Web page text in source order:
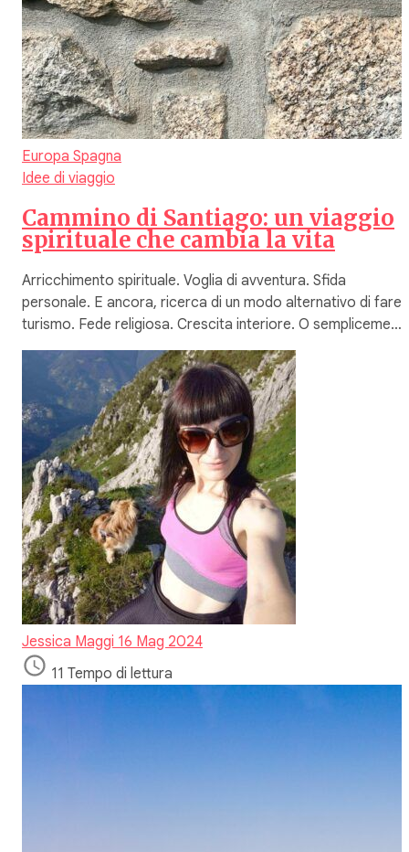
Europa Spagna
Idee di viaggio
Cammino di Santiago: un viaggio
spirituale che cambia la vita
Arricchimento spirituale. Voglia di avventura. Sfida
personale. E ancora, ricerca di un modo alternativo di fare
turismo. Fede religiosa. Crescita interiore. O sempliceme…
Jessica Maggi 16 Mag 2024
11 Tempo di lettura